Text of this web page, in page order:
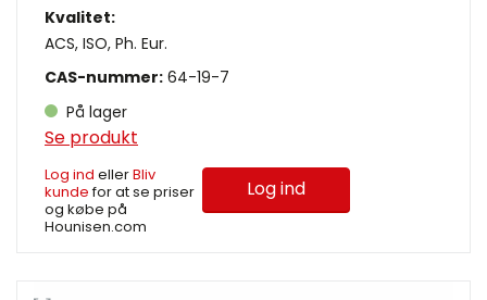
Kvalitet:
ACS, ISO, Ph. Eur.
CAS-nummer: 64-19-7
På lager
Se produkt
Log ind ellerBliv
kundefor at se priser
og købe på
Hounisen.com
Log ind